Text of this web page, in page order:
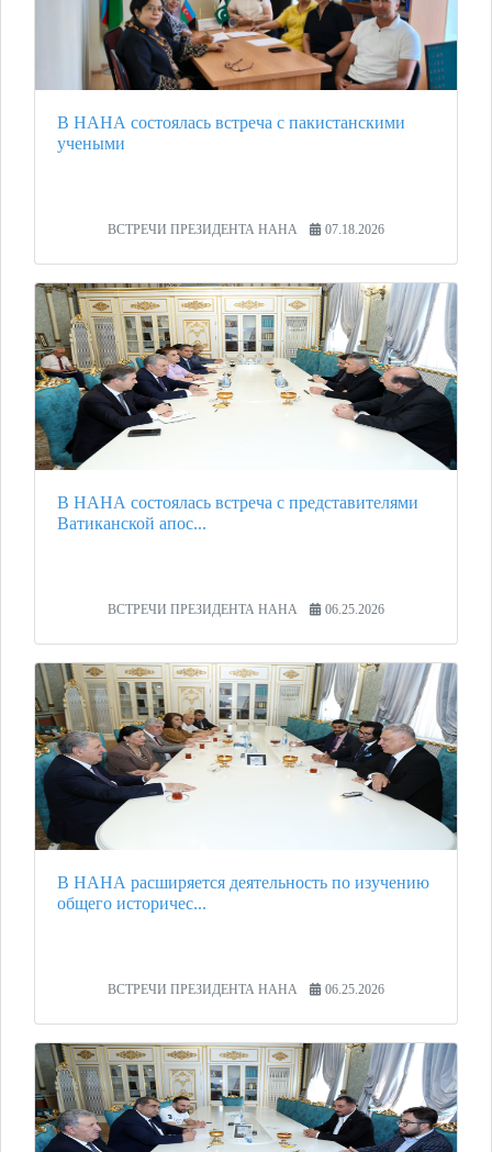
В НАНА состоялась встреча с пакистанскими
учеными
ВСТРЕЧИ ПРЕЗИДЕНТА НАНА 07.18.2026
В НАНА состоялась встреча с представителями
Ватиканской апос...
ВСТРЕЧИ ПРЕЗИДЕНТА НАНА 06.25.2026
В НАНА расширяется деятельность по изучению
общего историчес...
ВСТРЕЧИ ПРЕЗИДЕНТА НАНА 06.25.2026